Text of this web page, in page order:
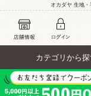
オカダヤ 生地・
カテゴリから探